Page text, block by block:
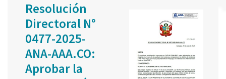
Resolución
Directoral N°
0477-2025-
ANA-AAA.CO:
Aprobar la